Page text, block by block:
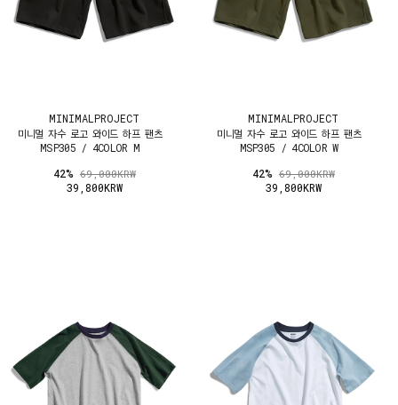
MINIMALPROJECT
미니멀 자수 로고 와이드 하프 팬츠
MSP305 / 4COLOR M
42% 69,000KRW
39,800KRW
MINIMALPROJECT
미니멀 자수 로고 와이드 하프 팬츠
MSP305 / 4COLOR W
42% 69,000KRW
39,800KRW